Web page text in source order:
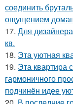
соединить
ощущением
17. Для
кв.
18. Эта уютная
19. Эта квартира
гармоничного
подчинён идее